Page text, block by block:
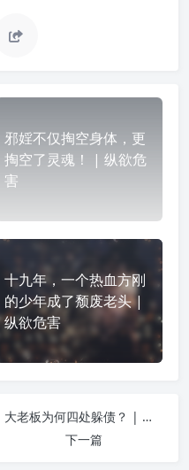
邪婬不仅掏空身体，更
掏空了灵魂！ | 纵欲危
害
十九年，一个热血方刚
的少年成了颓废老头 |
纵欲危害
大老板为何四处躲债？ | 纵欲危害
下一篇